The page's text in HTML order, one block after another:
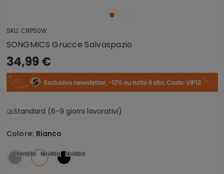
SKU: CRP50W
SONGMICS Grucce Salvaspazio
34,99 €
Standard (6-9 giorni lavorativi)
Colore: Bianco
Vendita Vendita
Novità Vendita
Novità